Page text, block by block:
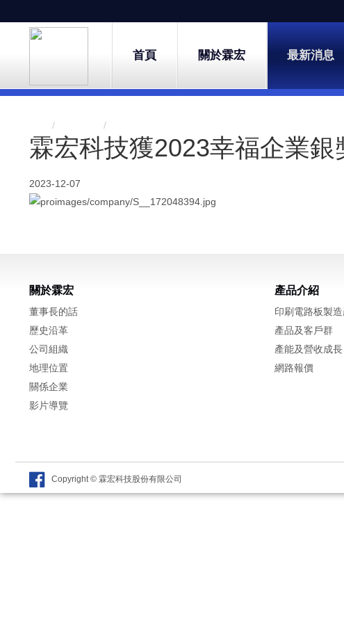
首頁 關於霖宏 最新消息
霖宏科技獲2023幸福企業銀
2023-12-07
關於霖宏
董事長的話
歷史沿革
公司組織
地理位置
關係企業
影片導覽
產品介紹
印刷電路板製
產品及客戶群
產能及營收成長
網路報價
Copyright © 霖宏科技股份有限公司